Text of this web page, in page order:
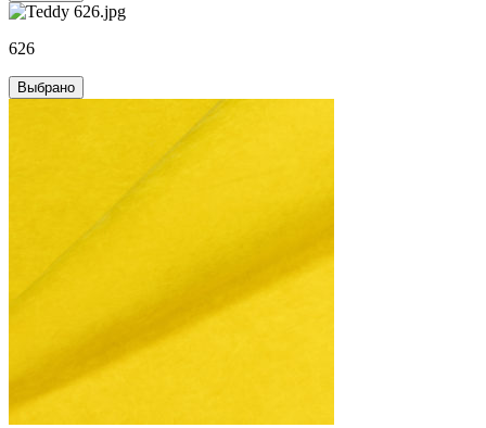
626
Выбрано